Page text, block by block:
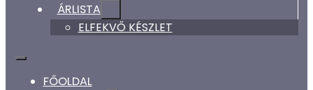
ÁRLISTA
ELFEKVŐ KÉSZLET
FŐOLDAL